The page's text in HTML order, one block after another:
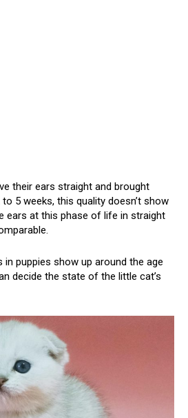
their ears straight and brought
5 weeks, this quality doesn’t show
ears at this phase of life in straight
in puppies show up around the age
decide the state of the little cat’s